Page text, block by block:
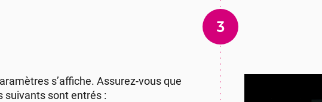
3
s’affiche. Assurez-vous que
suivants sont entrés :